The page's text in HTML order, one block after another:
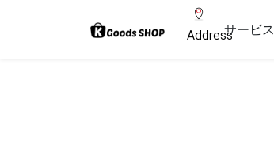
Addressサービス